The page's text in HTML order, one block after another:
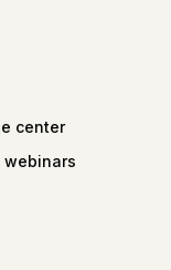
center
webinars